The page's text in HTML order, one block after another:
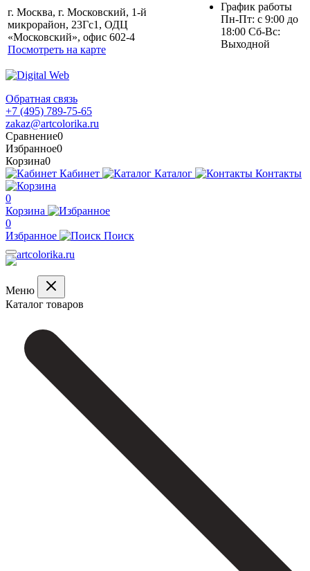
г. Москва, г. Московский, 1-й
микрорайон, 23Гс1, ОДЦ
«Московский», офис 602-4
Посмотреть на карте
График работы
Пн-Пт: с 9:00 до
18:00 Сб-Вс:
Выходной
Обратная связь
+7 (495) 789-75-65
zakaz@artcolorika.ru
Сравнение0
Избранное0
Корзина0
Кабинет
Каталог Контакты
0
Корзина
0
Избранное
Поиск
Меню
Каталог товаров